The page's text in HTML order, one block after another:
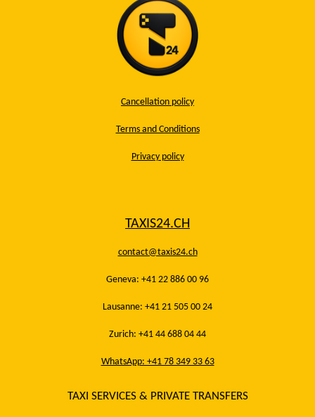
Cancellation policy
Terms and Conditions
Privacy policy
TAXIS24.CH
contact@taxis24.ch
Geneva: +41 22 886 00 96
Lausanne: +41 21 505 00 24
Zurich: +41 44 688 04 44
WhatsApp: +41 78 349 33 63
TAXI SERVICES & PRIVATE TRANSFERS